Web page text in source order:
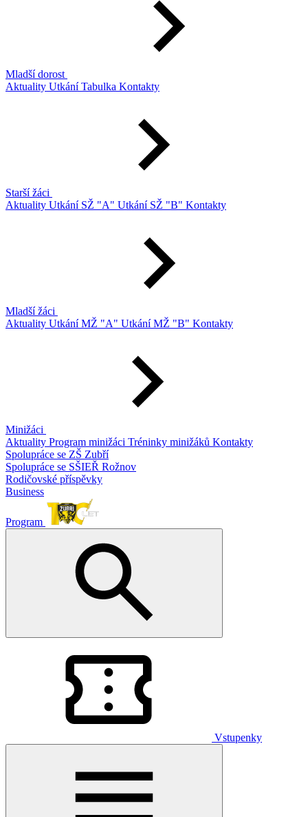
Mladší dorost
Aktuality UtkáníTabulka Kontakty
Starší žáci
Aktuality Utkání SŽ "A" Utkání SŽ "B" Kontakty
Mladší žáci
Aktuality Utkání MŽ "A" Utkání MŽ "B" Kontakty
Minižáci
Aktuality Program minižáci Tréninky minižáků Kontakty
Spolupráce se ZŠ Zubří
Spolupráce se SŠIEŘ Rožnov
Rodičovské příspěvky
Business
Program
Vstupenky